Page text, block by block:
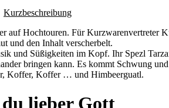
Kurzbeschreibung
auf Hochtouren. Für Kurzwarenvertreter
und den Inhalt verscherbelt.
und Süßigkeiten im Kopf. Ihr Spezl
bringen kann. Es kommt Schwung
Koffer, Koffer … und Himbeerguatl.
lieber Gott